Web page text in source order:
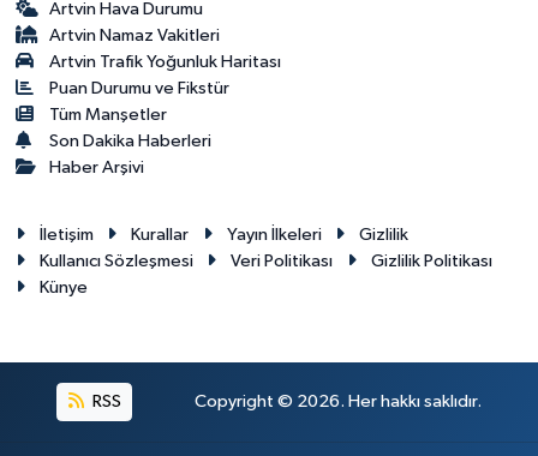
Artvin Hava Durumu
Artvin Namaz Vakitleri
Artvin Trafik Yoğunluk Haritası
Puan Durumu ve Fikstür
Tüm Manşetler
Son Dakika Haberleri
Haber Arşivi
İletişim Kurallar Yayın İlkeleri
Gizlilik
Kullanıcı Sözleşmesi
Veri Politikası
Gizlilik Politikası
Künye
RSS Copyright © 2026. Her hakkı saklıdır.